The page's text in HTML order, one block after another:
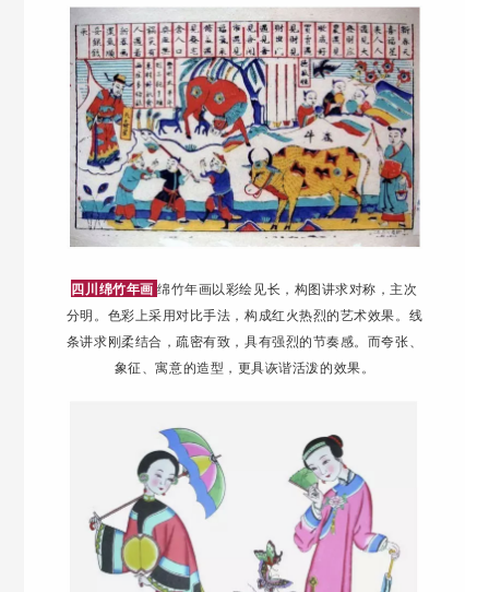
四川绵竹年画 绵竹年画以彩绘见长，构图讲求对称，主次
分明。 色彩上采用对比手法，构成红火热烈的艺术效果。 线
条讲求刚柔结合，疏密有致，具有强烈的节奏感。 而夸张、
象征、寓意的造型，更具诙谐活泼的效果。